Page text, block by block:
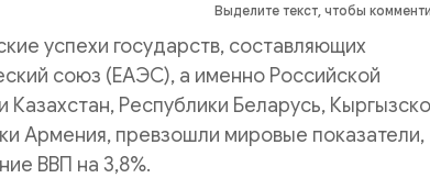
Выделите текст, чтобы
успехи государств, составляющих
союз (ЕАЭС), а именно Российской
Республики Беларусь,
Армения, превзошли мировые показатели,
ВВП на 3,8%.